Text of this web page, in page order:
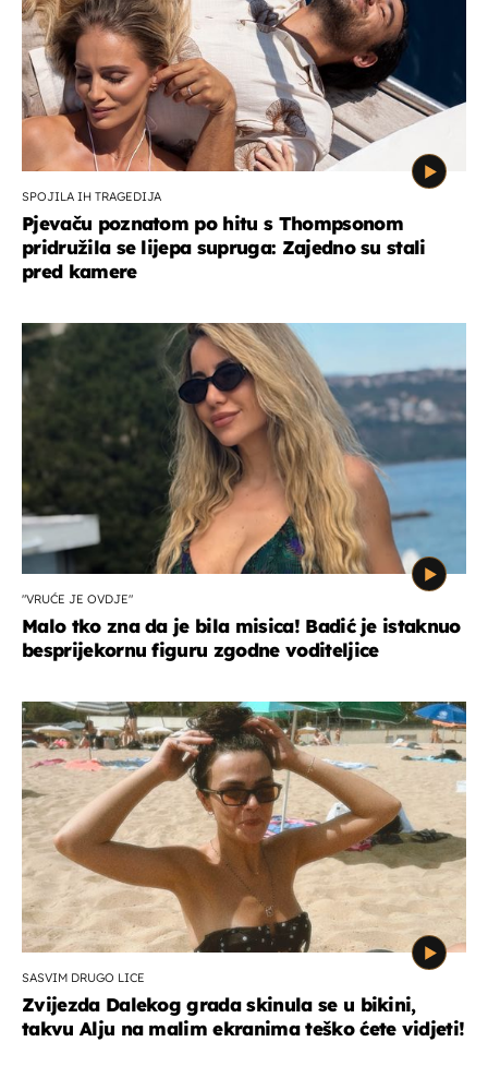
SPOJILA IH TRAGEDIJA
Pjevaču poznatom po hitu s Thompsonom
pridružila se lijepa supruga: Zajedno su stali
pred kamere
"VRUĆE JE OVDJE"
Malo tko zna da je bila misica! Badić je istaknuo
besprijekornu figuru zgodne voditeljice
SASVIM DRUGO LICE
Zvijezda Dalekog grada skinula se u bikini,
takvu Alju na malim ekranima teško ćete vidjeti!